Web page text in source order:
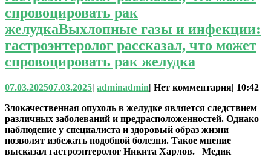
спровоцировать рак
желудкаВыхлопные газы и инфекции:
гастроэнтеролог рассказал, что может
спровоцировать рак желудка
07.03.202507.03.2025| adminadmin| Нет комментария| 10:42
Злокачественная опухоль в желудке является следствием
различных заболеваний и предрасположенностей. Однако
наблюдение у специалиста и здоровый образ жизни
позволят избежать подобной болезни. Такое мнение
высказал гастроэнтеролог Никита Харлов. Медик